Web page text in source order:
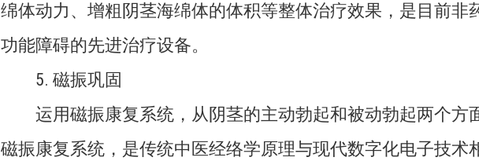
绵体动力、增粗阴茎海绵体的体积等整体治疗效果，是目前非
功能障碍的先进治疗设备。
5. 磁振巩固
运用磁振康复系统，从阴茎的主动勃起和被动勃起两个方
磁振康复系统，是传统中医经络学原理与现代数字化电子技术